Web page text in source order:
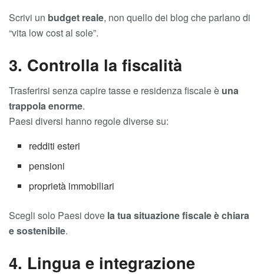
Scrivi un budget reale, non quello dei blog che parlano di
“vita low cost al sole”.
3. Controlla la fiscalità
Trasferirsi senza capire tasse e residenza fiscale è una
trappola enorme.
Paesi diversi hanno regole diverse su:
redditi esteri
pensioni
proprietà immobiliari
Scegli solo Paesi dove la tua situazione fiscale è chiara
e sostenibile.
4. Lingua e integrazione